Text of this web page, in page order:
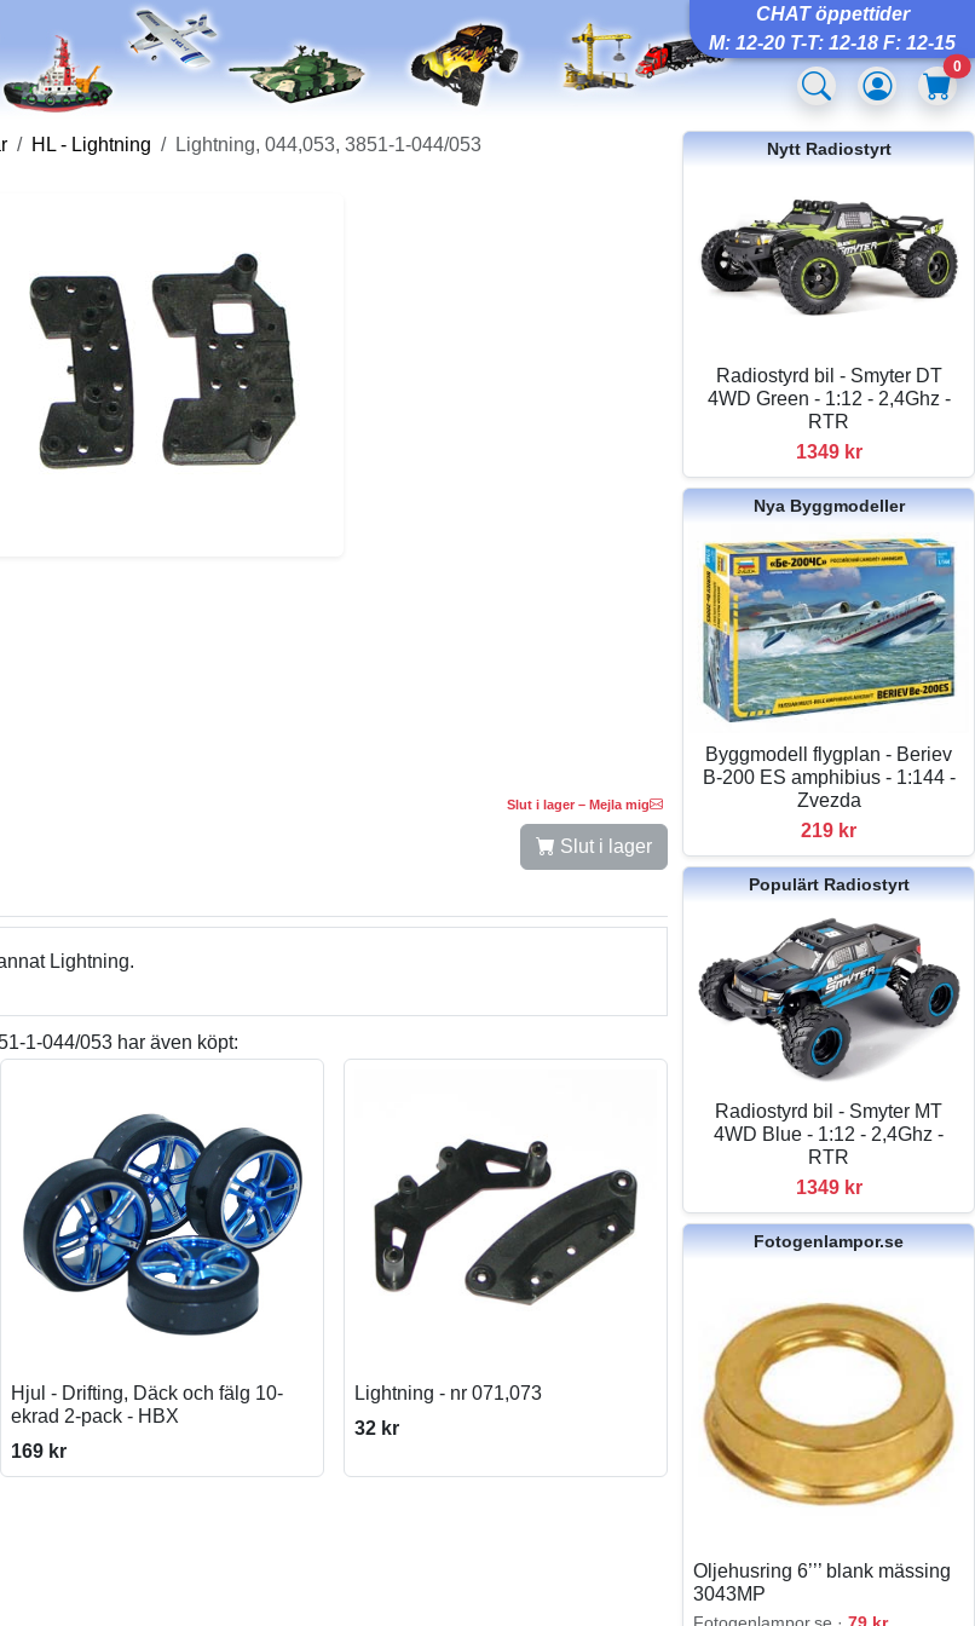
CHAT öppettider
M: 12-20 T-T: 12-18 F: 12-15
0
HL - Lightning Lightning, 044,053, 3851-1-044/053
Slut i lager – Mejla mig
Slut i lager
Lightning.
1-044/053 har även köpt:
Hjul - Drifting, Däck och fälg 10-
ekrad 2-pack - HBX
169 kr
Lightning - nr 071,073
32 kr
Nytt Radiostyrt
Radiostyrd bil - Smyter DT
4WD Green - 1:12 - 2,4Ghz -
RTR
1349 kr
Nya Byggmodeller
Byggmodell flygplan - Beriev
B-200 ES amphibius - 1:144 -
Zvezda
219 kr
Populärt Radiostyrt
Radiostyrd bil - Smyter MT
4WD Blue - 1:12 - 2,4Ghz -
RTR
1349 kr
Fotogenlampor.se
Oljehusring 6’’’ blank mässing
3043MP
Fotogenlampor.se ·79 kr